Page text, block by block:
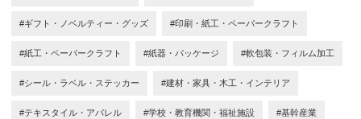
#ギフト・ノベルティー・グッズ #印刷・紙工・ペーパークラフト
#紙工・ペーパークラフト #紙器・パッケージ #軟包装・フィルム加工
#シール・ラベル・ステッカー #建材・家具・木工・インテリア
#テキスタイル・アパレル #学校・教育機関・福祉施設 #基幹産業